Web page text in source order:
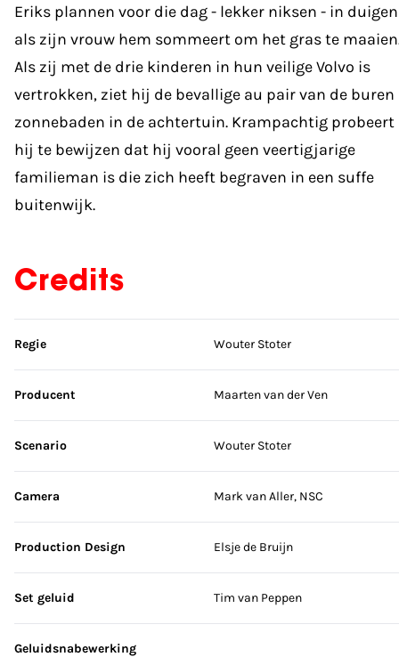
Eriks plannen voor die dag - lekker niksen - in duigen
als zijn vrouw hem sommeert om het gras te
Als zij met de drie kinderen in hun veilige Volvo is
vertrokken, ziet hij de bevallige au pair van de buren
zonnebaden in de achtertuin. Krampachtig probeert
hij te bewijzen dat hij vooral geen veertigjarige
familieman is die zich heeft begraven in een suffe
buitenwijk.
Credits
Sla credits over
Regie Wouter Stoter
Producent Maarten van der Ven
Scenario Wouter Stoter
Camera Mark van Aller, NSC
Production Design Elsje de Bruijn
Set geluid Tim van Peppen
Geluidsnabewerking